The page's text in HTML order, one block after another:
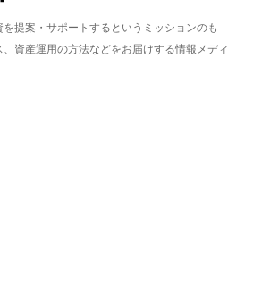
提案・サポートするというミッションのも
資産運用の方法などをお届けする情報メディ